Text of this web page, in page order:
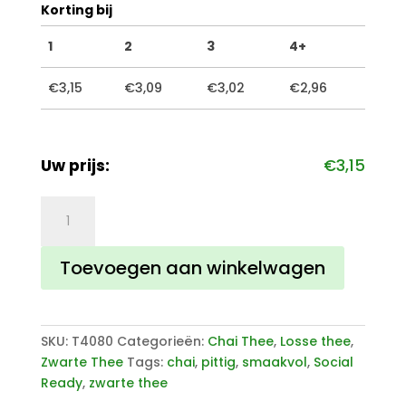
Korting bij
1
2 3 4+
€3,15 €3,09 €3,02 €2,96
Uw prijs: €3,15
Vuur
aantal
Toevoegen aan winkelwagen
SKU: T4080 Categorieën: Chai Thee, Losse thee,
Zwarte Thee Tags: chai, pittig, smaakvol, Social
Ready, zwarte thee